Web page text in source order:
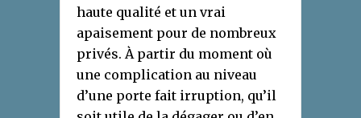
haute qualité et un vrai
apaisement pour de nombreux
privés. À partir du moment où
une complication au niveau
d’une porte fait irruption, qu’il